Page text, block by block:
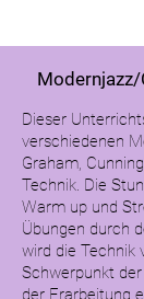
Dieser
verschiedenen
Graham,
Technik. Die
Warm up und
Übungen durch
wird die Technik
Schwerpunkt
der Erarbeitung